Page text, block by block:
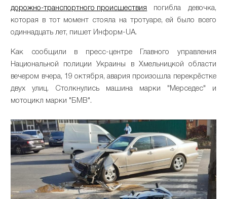
дорожно-транспортного происшествия погибла девочка,
которая в тот момент стояла на тротуаре, ей было всего
одиннадцать лет, пишет Информ-UA.
Как сообщили в пресс-центре Главного управления
Национальной полиции Украины в Хмельницкой области
вечером вчера, 19 октября, авария произошла перекрёстке
двух улиц. Столкнулись машина марки "Мерседес" и
мотоцикл марки "БМВ".